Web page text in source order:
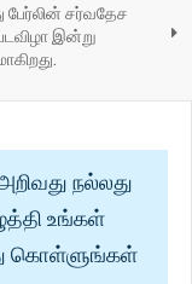
பேர்லின் சர்வதேச
இன்று
நல்லது
உங்கள்
கொள்ளுங்கள்